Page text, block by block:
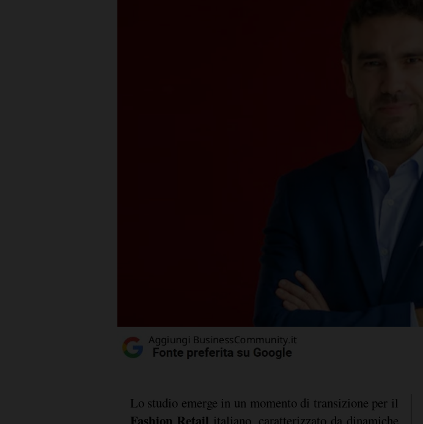
Lo studio emerge in un momento di transizione per il
italiano, caratterizzato da dinamiche